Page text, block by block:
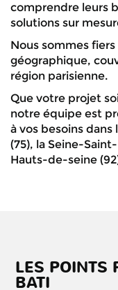
comprendre leurs
solutions sur
Nous sommes
géographique,
région parisienne.
Que votre projet
notre équipe est
à vos besoins
(75), la Seine-
Hauts-de-seine
LES POINTS
BATI